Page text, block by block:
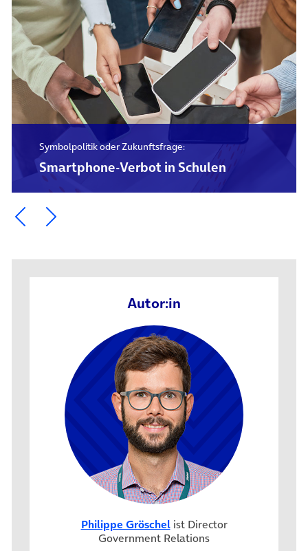
Symbolpolitik oder Zukunftsfrage:
Smartphone-Verbot in Schulen
Ein Element zurück blättern
Ein Element weiter blättern
Autor:in
Philippe Gröschelist Director
Government Relations